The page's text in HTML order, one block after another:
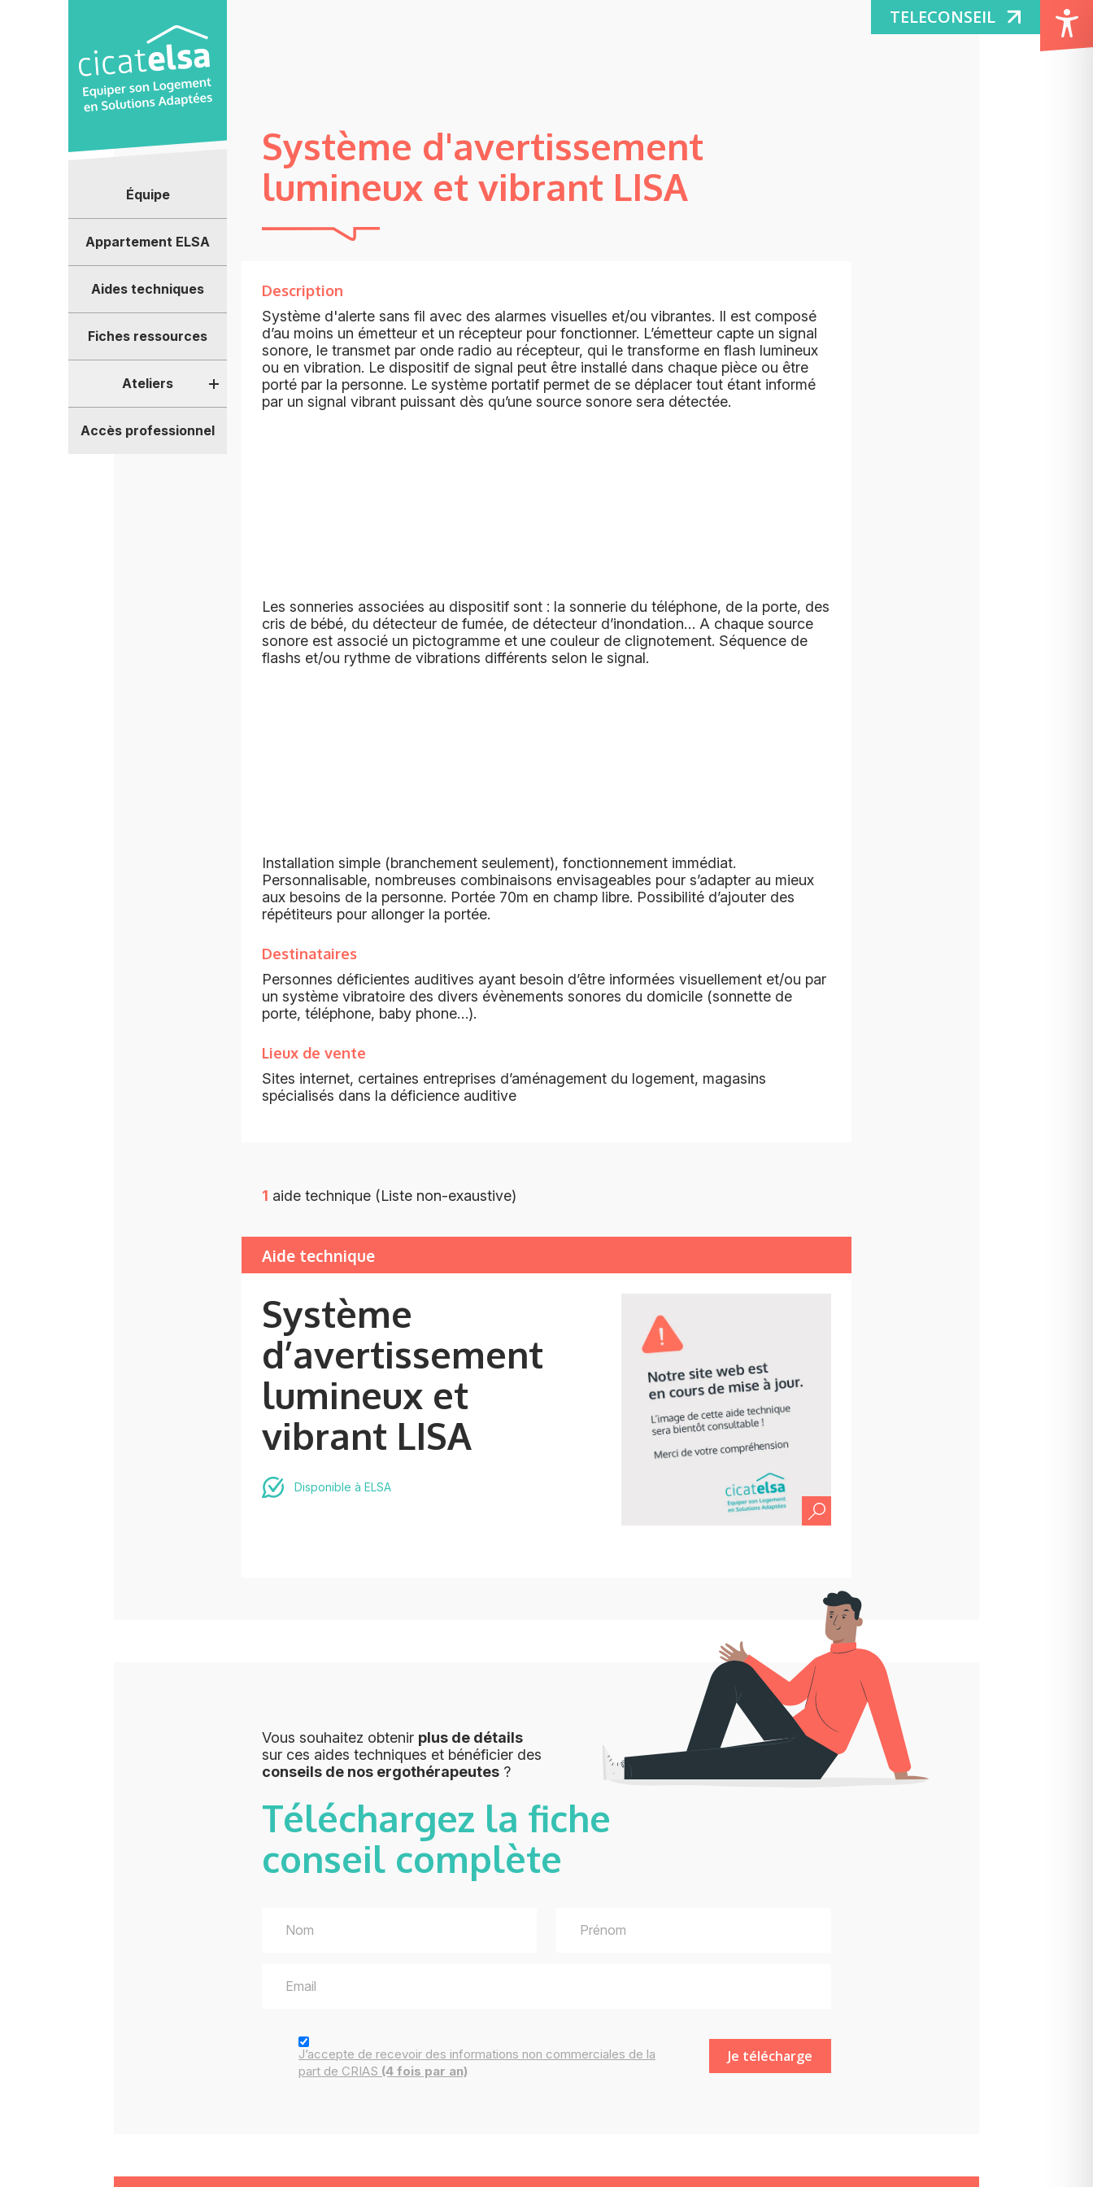
Équipe
Appartement ELSA
Aides techniques
Fiches ressources
Ateliers
Accès professionnel
TELECONSEIL
Système d'avertissement
lumineux et vibrant LISA
Description
Système d'alerte sans fil avec des alarmes visuelles et/ou vibrantes. Il est composé
d’au moins un émetteur et un récepteur pour fonctionner. L’émetteur capte un signal
sonore, le transmet par onde radio au récepteur, qui le transforme en flash lumineux
ou en vibration. Le dispositif de signal peut être installé dans chaque pièce ou être
porté par la personne. Le système portatif permet de se déplacer tout étant informé
par un signal vibrant puissant dès qu’une source sonore sera détectée.
Les sonneries associées au dispositif sont : la sonnerie du téléphone, de la porte, des
cris de bébé, du détecteur de fumée, de détecteur d’inondation… A chaque source
sonore est associé un pictogramme et une couleur de clignotement. Séquence de
flashs et/ou rythme de vibrations différents selon le signal.
Installation simple (branchement seulement), fonctionnement immédiat.
Personnalisable, nombreuses combinaisons envisageables pour s’adapter au mieux
aux besoins de la personne. Portée 70m en champ libre. Possibilité d’ajouter des
répétiteurs pour allonger la portée.
Destinataires
Personnes déficientes auditives ayant besoin d’être informées visuellement et/ou par
un système vibratoire des divers évènements sonores du domicile (sonnette de
porte, téléphone, baby phone…).
Lieux de vente
Sites internet, certaines entreprises d’aménagement du logement, magasins
spécialisés dans la déficience auditive
1 aide technique (Liste non-exaustive)
Aide technique
Système
d’avertissement
lumineux et
vibrant LISA
Disponible à ELSA
Vous souhaitez obtenir plus de détails
sur ces aides techniques et bénéficier des
conseils de nos ergothérapeutes ?
Téléchargez la fiche
conseil complète
J’accepte de recevoir des informations non commerciales de la
part de CRIAS (4 fois par an)